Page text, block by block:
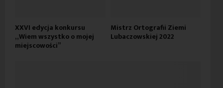
XXVI edycja konkursu
„Wiem wszystko o mojej
miejscowości”
Mistrz Ortografii Ziemi
Lubaczowskiej 2022